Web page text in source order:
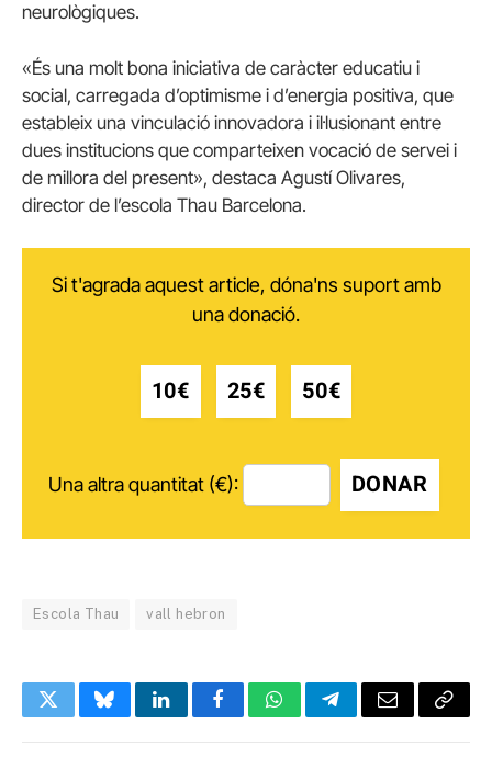
neurològiques.
«És una molt bona iniciativa de caràcter educatiu i
social, carregada d’optimisme i d’energia positiva, que
estableix una vinculació innovadora i il·lusionant entre
dues institucions que comparteixen vocació de servei i
de millora del present», destaca Agustí Olivares,
director de l’escola Thau Barcelona.
Si t'agrada aquest article, dóna'ns suport amb
una donació.
10€ 25€ 50€
Una altra quantitat (€): DONAR
Escola Thau vall hebron
TwitterBlueskyLinkedInFacebookWhatsAppTelegramEmail Copy